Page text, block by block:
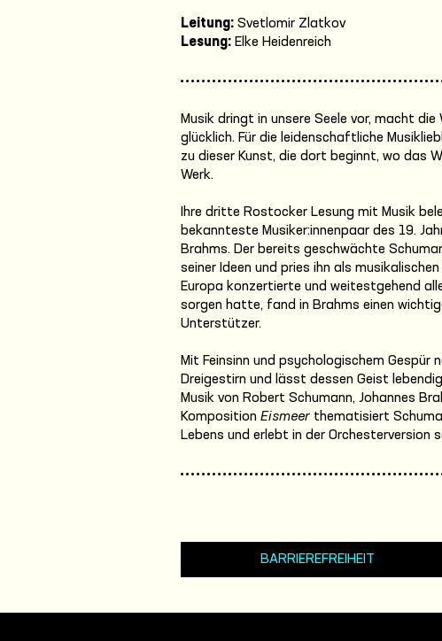
Leitung: Svetlomir Zlatkov
Lesung: Elke Heidenreich
Musik dringt in unsere Seele vor, macht
glücklich. Für die leidenschaftliche
zu dieser Kunst, die dort beginnt, wo das
Werk.
Ihre dritte Rostocker Lesung mit Musik
bekannteste Musiker:innenpaar des 19.
Brahms. Der bereits geschwächte
seiner Ideen und pries ihn als musikalischen
Europa konzertierte und weitestgehend
sorgen hatte, fand in Brahms einen
Unterstützer.
Mit Feinsinn und psychologischem Gespür
Dreigestirn und lässt dessen Geist
Musik von Robert Schumann, Johannes
Komposition Eismeer thematisiert
Lebens und erlebt in der Orchesterversion
BARRIEREFREIHEIT